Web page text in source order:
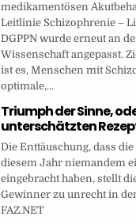
medikamentösen
Leitlinie Schizophrenie –
DGPPN wurde erneut an
Wissenschaft angepasst.
ist es, Menschen mit
optimale,...
Triumph der Sinne,
unterschätzten
Die Enttäuschung, dass
diesem Jahr niemandem
eingebracht haben, stellt
Gewinner zu unrecht in
FAZ.NET